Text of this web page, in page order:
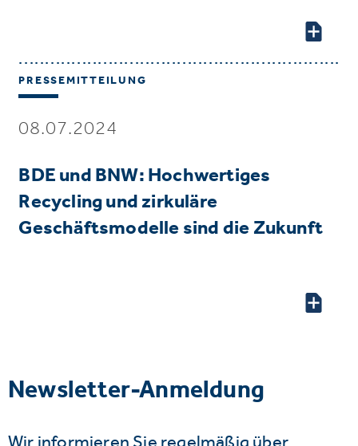
PRESSEMITTEILUNG
08.07.2024
BDE und BNW: Hochwertiges
Recycling und zirkuläre
Geschäftsmodelle sind die Zukunft
Newsletter-Anmeldung
Wir informieren Sie regelmäßig über